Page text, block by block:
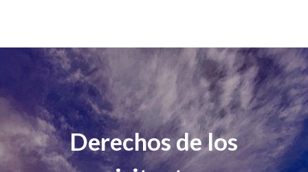
Derechos de los